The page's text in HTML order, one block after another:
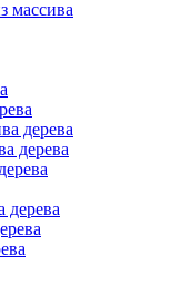
массива
дерева
дерева
дерева